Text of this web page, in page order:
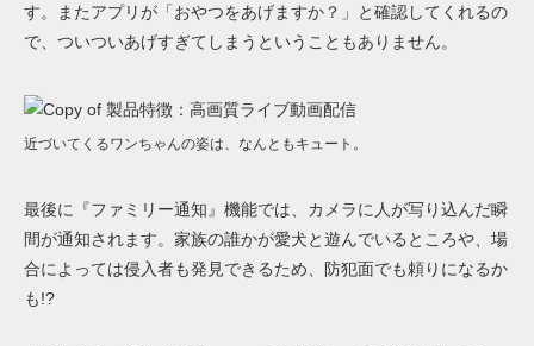
す。またアプリが「おやつをあげますか？」と確認してくれるの
で、ついついあげすぎてしまうということもありません。
近づいてくるワンちゃんの姿は、なんともキュート。
最後に『ファミリー通知』機能では、カメラに人が写り込んだ瞬
間が通知されます。家族の誰かが愛犬と遊んでいるところや、場
合によっては侵入者も発見できるため、防犯面でも頼りになるか
も!?